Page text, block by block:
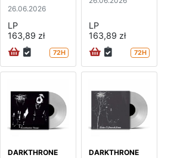
26.06.2026
LP
163,89 zł
72H
LP
163,89 zł
72H
DARKTHRONE
DARKTHRONE